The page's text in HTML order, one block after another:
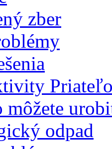
zber
môžete
odpad